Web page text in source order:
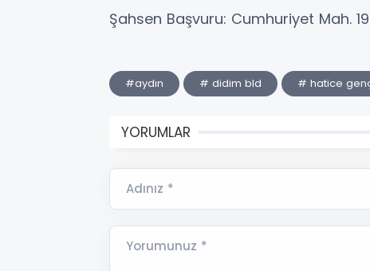
​Şahsen Başvuru: Cumhuriyet Mah.
#aydın # didim bld # hatice
YORUMLAR
Adınız *
Yorumunuz *